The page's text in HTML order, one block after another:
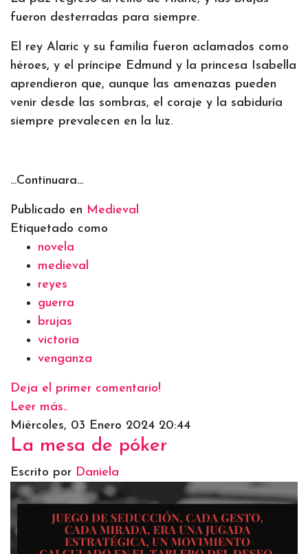
fueron desterradas para siempre.
El rey Alaric y su familia fueron aclamados como
héroes, y el príncipe Edmund y la princesa Isabella
aprendieron que, aunque las amenazas pueden
venir desde las sombras, el coraje y la sabiduría
siempre prevalecen en la luz.
...Continuara...
Publicado en Medieval
Etiquetado como
novela
medieval
reyes
guerra
brujas
victoria
venganza
Deja el primer comentario!
Leer más..
Miércoles, 03 Enero 2024 20:44
La mesa de póker
Escrito por Daniela